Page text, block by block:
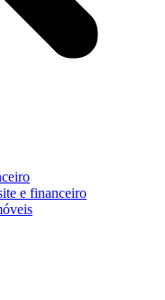
e financeiro